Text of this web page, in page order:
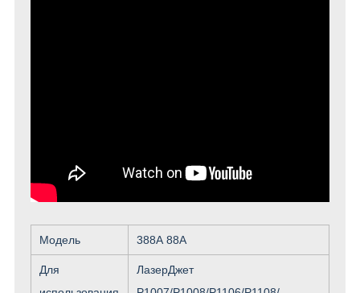
Модель 388А 88А
Для
ЛазерДжет